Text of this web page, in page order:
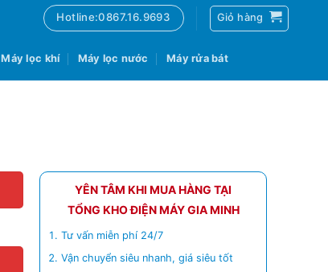
Hotline:0867.16.9693 Giỏ hàng
Máy lọc khí Máy lọc nước Máy rửa bát
YÊN TÂM KHI MUA HÀNG TẠI
TỔNG KHO ĐIỆN MÁY GIA MINH
Tư vấn miễn phí 24/7
Vận chuyển siêu nhanh, giá siêu tốt